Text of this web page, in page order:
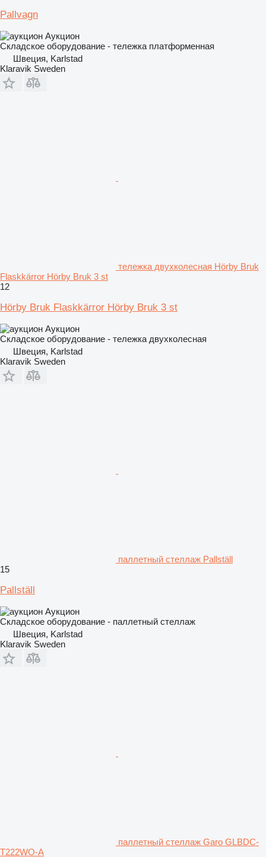
Pallvagn
Аукцион
Складское оборудование - тележка платформенная
Швеция, Karlstad
Klaravik Sweden
тележка двухколесная Hörby Bruk
Flaskkärror Hörby Bruk 3 st
12
Hörby Bruk Flaskkärror Hörby Bruk 3 st
Аукцион
Складское оборудование - тележка двухколесная
Швеция, Karlstad
Klaravik Sweden
паллетный стеллаж Pallställ
15
Pallställ
Аукцион
Складское оборудование - паллетный стеллаж
Швеция, Karlstad
Klaravik Sweden
паллетный стеллаж Garo GLBDC-
T222WO-A